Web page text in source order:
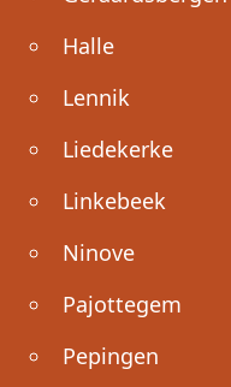
Halle
Lennik
Liedekerke
Linkebeek
Ninove
Pajottegem
Pepingen